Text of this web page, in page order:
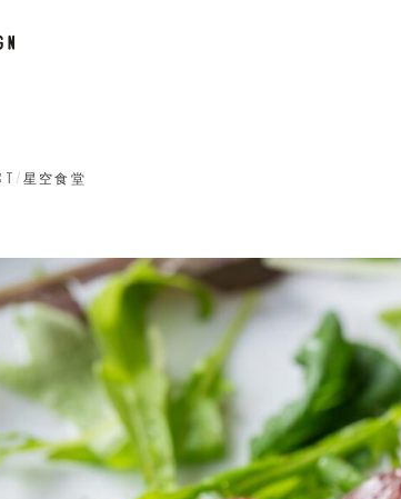
/星空食堂